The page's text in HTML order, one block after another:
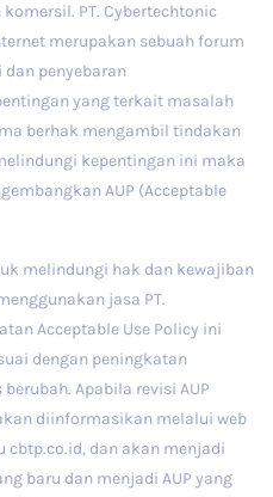
PT. Cybertechtonic
merupakan sebuah forum
penyebaran
yang terkait masalah
berhak mengambil tindakan
kepentingan ini maka
AUP (Acceptable
melindungi hak dan kewajiban
jasa PT.
Acceptable Use Policy ini
dengan peningkatan
Apabila revisi AUP
diinformasikan melalui web
cbtp.co.id, dan akan menjadi
baru dan menjadi AUP yang